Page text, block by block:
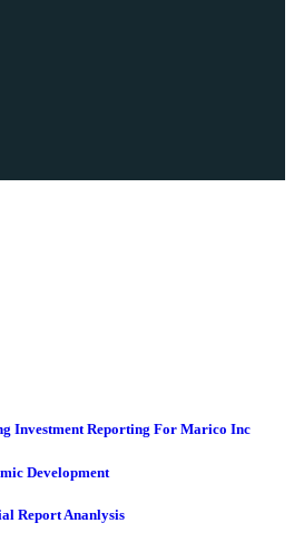
Investment Reporting For Marico Inc
Development
Report Ananlysis